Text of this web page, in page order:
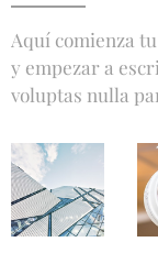
Aquí comienza
y empezar a
voluptas nulla